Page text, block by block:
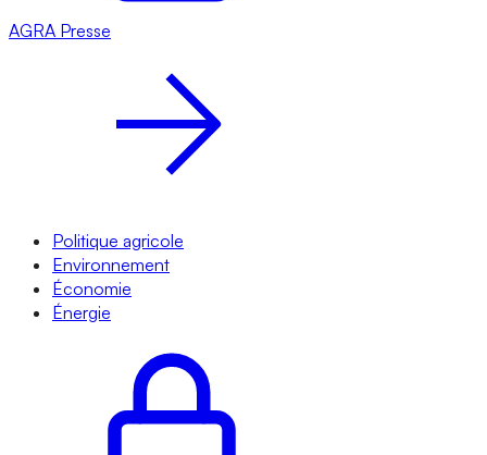
AGRA Presse
Politique agricole
Environnement
Économie
Énergie